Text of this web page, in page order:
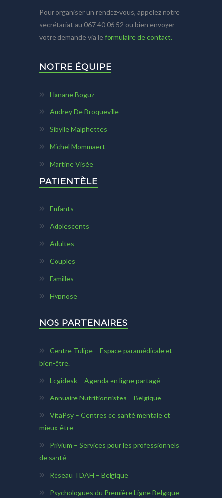
Pour organiser un rendez-vous, appelez notre
secrétariat au 067 40 06 52 ou bien envoyer
votre demande via le formulaire de contact.
NOTRE ÉQUIPE
Hanane Boguz
Audrey De Broqueville
Sibylle Malphettes
Michel Mommaert
Martine Visée
PATIENTÈLE
Enfants
Adolescents
Adultes
Couples
Familles
Hypnose
NOS PARTENAIRES
Centre Tulipe – Espace paramédicale et
bien-être.
Logidesk – Agenda en ligne partagé
Annuaire Nutritionnistes – Belgique
VitaPsy – Centres de santé mentale et
mieux-être
Privium – Services pour les professionnels
de santé
Réseau TDAH – Belgique
Psychologues du Première Ligne Belgique